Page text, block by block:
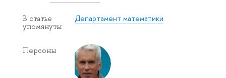
В статье
упомянуты
Департамент математики
Персоны